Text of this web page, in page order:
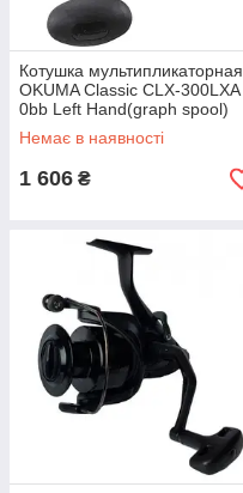
Котушка мультипликаторная
OKUMA Classic CLX-300LXA
0bb Left Hand(graph spool)
Немає в наявності
1 606 ₴